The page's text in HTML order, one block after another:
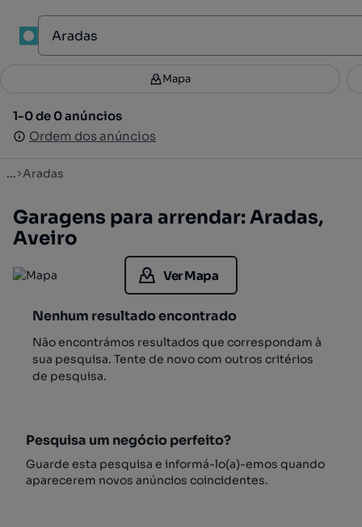
Filtros 3
1-0 de 0 anúncios
Ordem dos anúncios
Mapa
1-0 de 0 anúncios
Ordem dos anúncios
... Aradas
Garagens para arrendar: Aradas,
Aveiro
Ver Mapa
Nenhum resultado encontrado
Não encontrámos resultados que correspondam à
sua pesquisa. Tente de novo com outros critérios
de pesquisa.
Pesquisa um negócio perfeito?
Guarde esta pesquisa e informá-lo(a)-emos quando
aparecerem novos anúncios coincidentes.